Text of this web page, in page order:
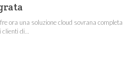
ora una soluzione cloud sovrana completa
di...